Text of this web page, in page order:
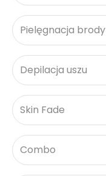
Pielęgnacja brody
Depilacja uszu
Skin Fade
Combo